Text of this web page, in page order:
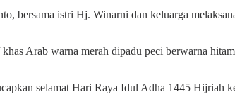
bersama istri Hj. Winarni dan keluarga
Arab warna merah dipadu peci berwarna
selamat Hari Raya Idul Adha 1445 Hijriah